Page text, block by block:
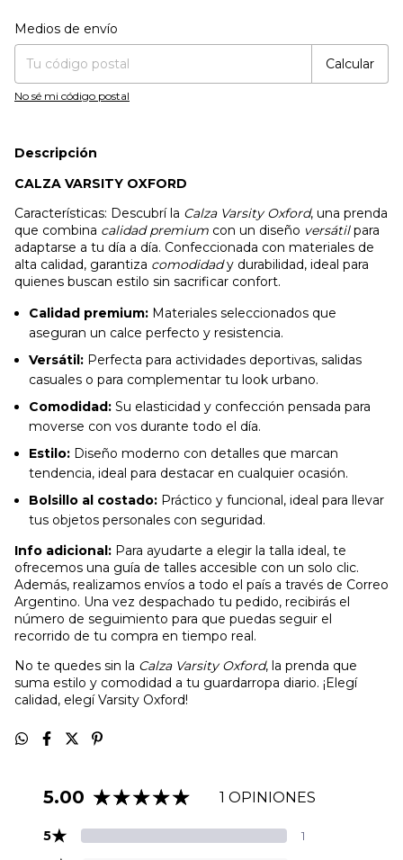
Entregas para el CP:
Medios de envío
Calcular
No sé mi código postal
Descripción
CALZA VARSITY OXFORD
Características: Descubrí la Calza Varsity Oxford, una prenda
que combina calidad premium con un diseño versátilpara
adaptarse a tu día a día. Confeccionada con materiales de
alta calidad, garantiza comodidady durabilidad, ideal para
quienes buscan estilo sin sacrificar confort.
Calidad premium: Materiales seleccionados que
aseguran un calce perfecto y resistencia.
Versátil: Perfecta para actividades deportivas, salidas
casuales o para complementar tu look urbano.
Comodidad: Su elasticidad y confección pensada para
moverse con vos durante todo el día.
Estilo: Diseño moderno con detalles que marcan
tendencia, ideal para destacar en cualquier ocasión.
Bolsillo al costado: Práctico y funcional, ideal para llevar
tus objetos personales con seguridad.
Info adicional: Para ayudarte a elegir la talla ideal, te
ofrecemos una guía de talles accesible con un solo clic.
Además, realizamos envíos a todo el país a través de Correo
Argentino. Una vez despachado tu pedido, recibirás el
número de seguimiento para que puedas seguir el
recorrido de tu compra en tiempo real.
No te quedes sin la Calza Varsity Oxford, la prenda que
suma estilo y comodidad a tu guardarropa diario. ¡Elegí
calidad, elegí Varsity Oxford!
5.00 1 OPINIONES
5★ 1